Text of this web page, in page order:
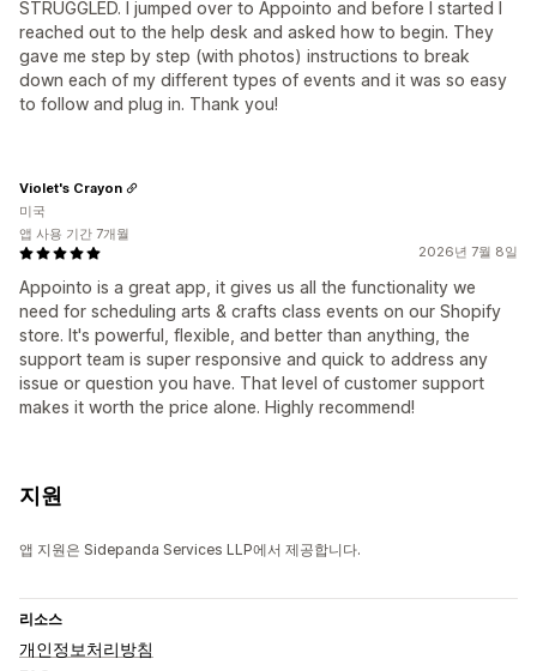
STRUGGLED. I jumped over to Appointo and before I started I
reached out to the help desk and asked how to begin. They
gave me step by step (with photos) instructions to break
down each of my different types of events and it was so easy
to follow and plug in. Thank you!
2026년 7월 8일
Appointo is a great app, it gives us all the functionality we
need for scheduling arts & crafts class events on our Shopify
store. It's powerful, flexible, and better than anything, the
support team is super responsive and quick to address any
issue or question you have. That level of customer support
makes it worth the price alone. Highly recommend!
Violet's Crayon
미국
앱 사용 기간 7개월
지원
앱 지원은 Sidepanda Services LLP에서 제공합니다.
리소스
개인정보처리방침